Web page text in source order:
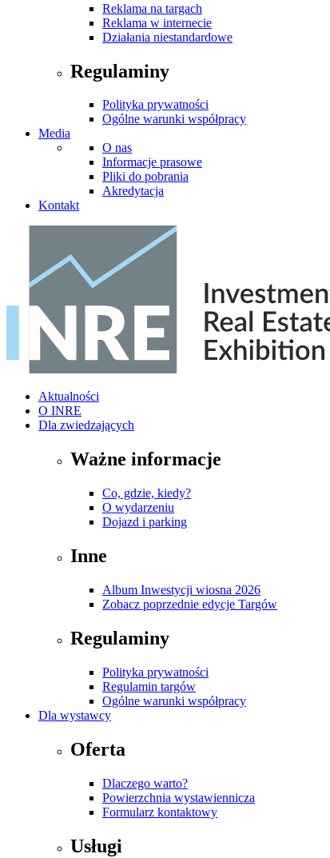
Reklama na targach
Reklama w internecie
Działania niestandardowe
Regulaminy
Polityka prywatności
Ogólne warunki współpracy
Media
O nas
Informacje prasowe
Pliki do pobrania
Akredytacja
Kontakt
Aktualności
O INRE
Dla zwiedzających
Ważne informacje
Co, gdzie, kiedy?
O wydarzeniu
Dojazd i parking
Inne
Album Inwestycji wiosna 2026
Zobacz poprzednie edycje Targów
Regulaminy
Polityka prywatności
Regulamin targów
Ogólne warunki współpracy
Dla wystawcy
Oferta
Dlaczego warto?
Powierzchnia wystawiennicza
Formularz kontaktowy
Usługi